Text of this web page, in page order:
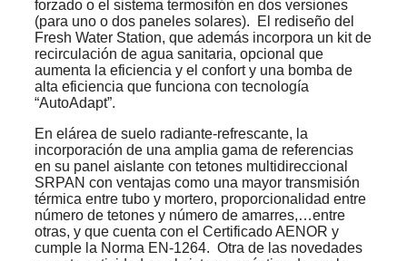
forzado o el sistema termosifón en dos versiones
(para uno o dos paneles solares). El rediseño del
Fresh Water Station, que además incorpora un kit de
recirculación de agua sanitaria, opcional que
aumenta la eficiencia y el confort y una bomba de
alta eficiencia que funciona con tecnología
“AutoAdapt”.
En elárea de suelo radiante-refrescante, la
incorporación de una amplia gama de referencias
en su panel aislante con tetones multidireccional
SRPAN con ventajas como una mayor transmisión
térmica entre tubo y mortero, proporcionalidad entre
número de tetones y número de amarres,…entre
otras, y que cuenta con el Certificado AENOR y
cumple la Norma EN-1264. Otra de las novedades